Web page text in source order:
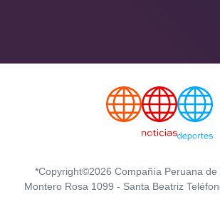
*Copyright©2026 Compañía Peruana de
Montero Rosa 1099 - Santa Beatriz